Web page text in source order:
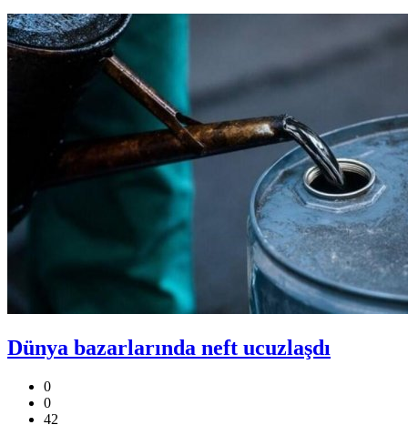
Dünya bazarlarında neft ucuzlaşdı
0
0
42